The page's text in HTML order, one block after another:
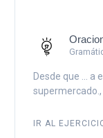
Desde que ... a
supermercado.,
IR AL